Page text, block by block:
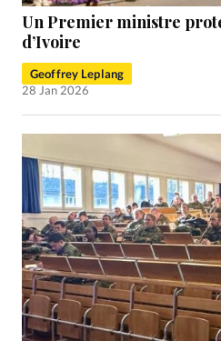
Un Premier ministre
d’Ivoire
Geoffrey Leplang
28 Jan 2026